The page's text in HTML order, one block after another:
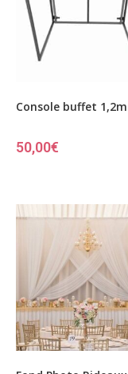
Console buffet 1,2m
50,00€